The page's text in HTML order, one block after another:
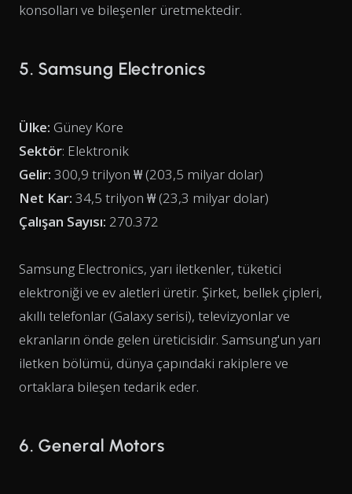
konsolları ve bileşenler üretmektedir.
5. Samsung Electronics
Ülke: Güney Kore
Sektör: Elektronik
Gelir: 300,9 trilyon ₩ (203,5 milyar dolar)
Net Kar: 34,5 trilyon ₩ (23,3 milyar dolar)
Çalışan Sayısı: 270.372
Samsung Electronics, yarı iletkenler, tüketici
elektroniği ve ev aletleri üretir. Şirket, bellek çipleri,
akıllı telefonlar (Galaxy serisi), televizyonlar ve
ekranların önde gelen üreticisidir. Samsung'un yarı
iletken bölümü, dünya çapındaki rakiplere ve
ortaklara bileşen tedarik eder.
6. General Motors